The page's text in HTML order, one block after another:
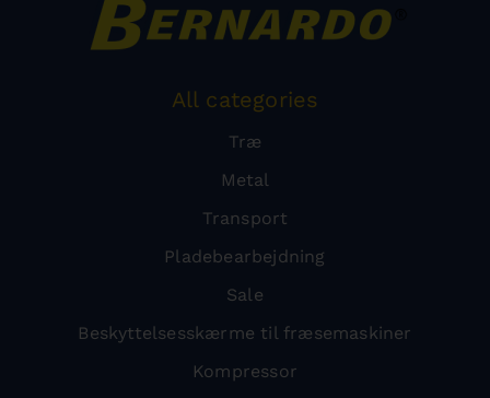
All categories
Træ
Metal
Transport
Pladebearbejdning
Sale
Beskyttelsesskærme til fræsemaskiner
Kompressor